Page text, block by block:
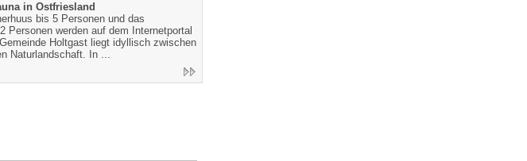
in Ostfriesland
bis 5 Personen und das
Personen werden auf dem Internetportal
Holtgast liegt idyllisch zwischen
Naturlandschaft. In ...